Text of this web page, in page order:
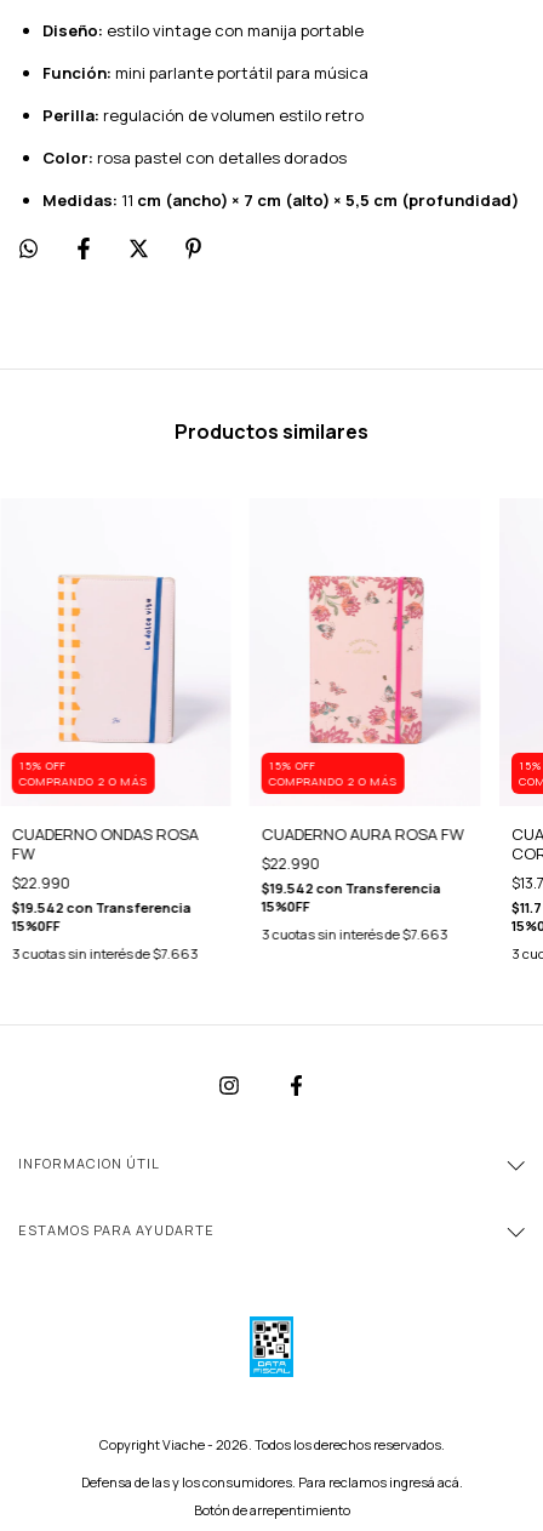
Diseño: estilo vintage con manija portable
Función: mini parlante portátil para música
Perilla: regulación de volumen estilo retro
Color: rosa pastel con detalles dorados
Medidas: 11 cm (ancho) × 7 cm (alto) × 5,5 cm (profundidad)
Productos similares
15% OFF
COMPRANDO 2 O MÁS
CUADERNO ONDAS ROSA
FW
$22.990
$19.542 con Transferencia
15%0FF
3cuotas sin interés de$7.663
15% OFF
COMPRANDO 2 O MÁS
CUADERNO AURA ROSA FW
$22.990
$19.542 con Transferencia
15%0FF
3cuotas sin interés de$7.663
3
INFORMACION ÚTIL
ESTAMOS PARA AYUDARTE
Copyright Viache - 2026. Todos los derechos reservados.
Defensa de las y los consumidores. Para reclamos ingresá acá.
Botón de arrepentimiento